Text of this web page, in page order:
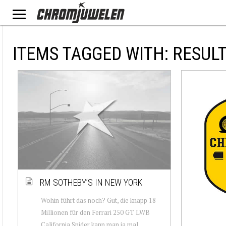
ITEMS TAGGED WITH:
RM SOTHEBY’S IN NEW YORK
Wohin führt das noch? Gut, die knapp 18
Millionen für den Ferrari 250 GT LWB